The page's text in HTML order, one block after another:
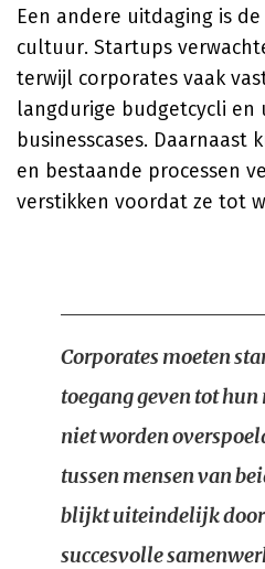
Een andere uitdaging is
cultuur. Startups
terwijl corporates vaak
langdurige budgetcycli en
businesscases.
en bestaande processen
verstikken voordat ze tot
Corporates moeten
toegang geven tot
niet worden
tussen mensen van
blijkt uiteindelijk
succesvolle